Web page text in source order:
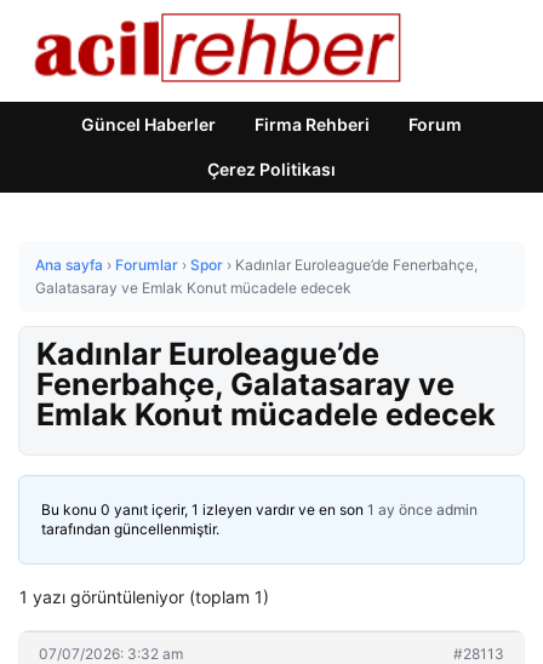
Güncel Haberler Firma Rehberi Forum
Çerez Politikası
Ana sayfa › Forumlar › Spor › Kadınlar Euroleague’de Fenerbahçe,
Galatasaray ve Emlak Konut mücadele edecek
Kadınlar Euroleague’de
Fenerbahçe, Galatasaray ve
Emlak Konut mücadele edecek
Bu konu 0 yanıt içerir, 1 izleyen vardır ve en son 1 ay önce admin
tarafından güncellenmiştir.
1 yazı görüntüleniyor (toplam 1)
07/07/2026: 3:32 am #28113